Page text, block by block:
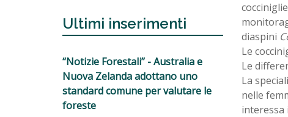
Ultimi inserimenti
“Notizie Forestali” - Australia e
Nuova Zelanda adottano uno
standard comune per valutare le
foreste
diaspini
Le
Le
La
nelle
interessa